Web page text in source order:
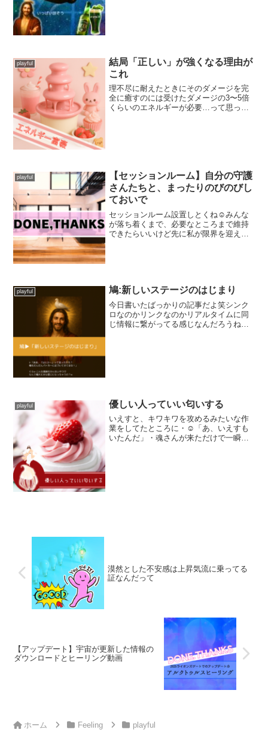
playful
結局「正しい」が強くなる理由が
これ
理不尽に耐えたときにそのダメージを完
全に癒すのには受けたダメージの3〜5倍
くらいのエネルギーが必要…って思った
playful
【セッションルーム】自分の守護
さんたちと、まったりのびのびし
ておいで
セッションルーム設置しとくね☺︎みんな
が落ち着くまで、必要なところまで維持
できたらいいけど先に私が限界を迎えた
playful 鳩:新しいステージのはじまり
今日書いたばっかりの記事だよ笑シンク
ロなのかリンクなのかリアルタイムに同
じ情報に繋がってる感じなんだろうね、
playful 優しい人っていい匂いする
いえすと、キワキワを攻めるみたいな作
業をしてたところに・☺︎「あ、いえすも
いたんだ」・魂さんが来ただけで一瞬
漠然とした不安感は上昇気流に乗ってる
証なんだって
【アップデート】宇宙が更新した情報の
ダウンロードとヒーリング動画
ホーム Feeling playful